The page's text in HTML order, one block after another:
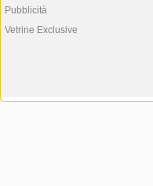
Pubblicità
Vetrine Exclusive